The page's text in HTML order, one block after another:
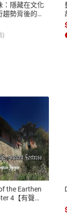
保護法七日猶豫期
護法及通訊交易解
用準則，依商品
詳細退換貨說明請
：隱藏在文化
勢背後的地
書】
)
the Earthen
4【有聲